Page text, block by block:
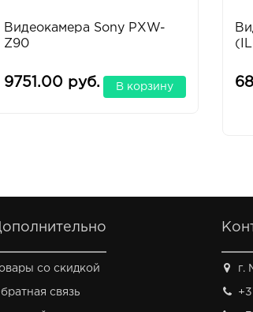
Видеокамера Sony PXW-
Z90
9751.00 руб. В корзину
со скидкой
связь
г.